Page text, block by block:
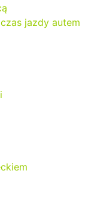
jazdy autem